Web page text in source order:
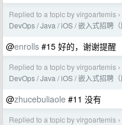
Replied to a topic by virgoartemis ›
DevOps / Java / iOS / 嵌入式招聘（
@enrolls #15 好的，谢谢提醒
Replied to a topic by virgoartemis ›
DevOps / Java / iOS / 嵌入式招聘（
@zhucebuliaole #11 没有
Replied to a topic by virgoartemis ›